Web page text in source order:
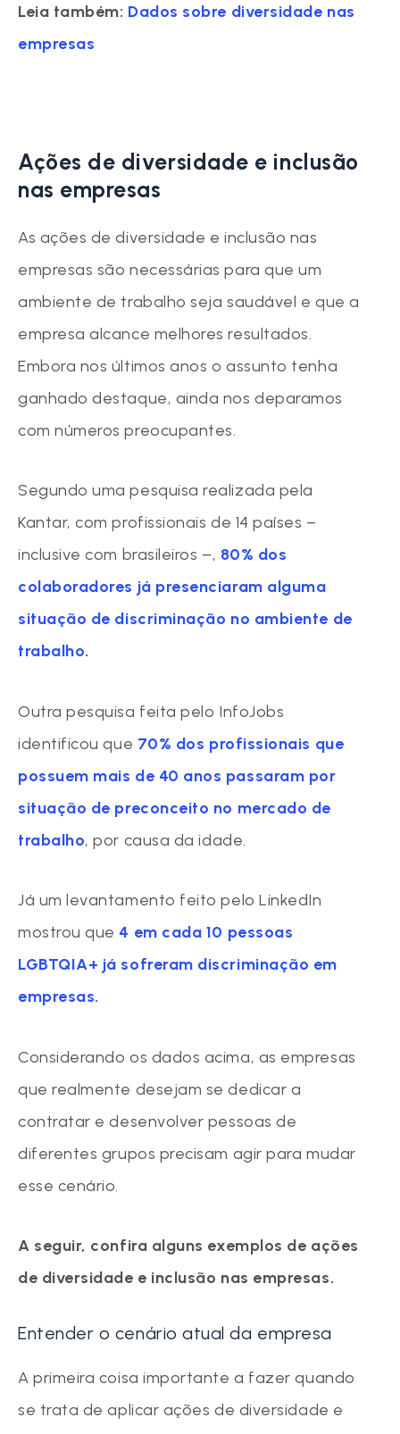
Leia também: Dados sobre diversidade nas
empresas
Ações de diversidade e inclusão
nas empresas
As ações de diversidade e inclusão nas
empresas são necessárias para que um
ambiente de trabalho seja saudável e que a
empresa alcance melhores resultados.
Embora nos últimos anos o assunto tenha
ganhado destaque, ainda nos deparamos
com números preocupantes.
Segundo uma pesquisa realizada pela
Kantar, com profissionais de 14 países –
inclusive com brasileiros –, 80% dos
colaboradores já presenciaram alguma
situação de discriminação no ambiente de
trabalho.
Outra pesquisa feita pelo InfoJobs
identificou que 70% dos profissionais que
possuem mais de 40 anos passaram por
situação de preconceito no mercado de
trabalho, por causa da idade.
Já um levantamento feito pelo LinkedIn
mostrou que 4 em cada 10 pessoas
LGBTQIA+ já sofreram discriminação em
empresas.
Considerando os dados acima, as empresas
que realmente desejam se dedicar a
contratar e desenvolver pessoas de
diferentes grupos precisam agir para mudar
esse cenário.
A seguir, confira alguns exemplos de ações
de diversidade e inclusão nas empresas.
Entender o cenário atual da empresa
A primeira coisa importante a fazer quando
se trata de aplicar ações de diversidade e